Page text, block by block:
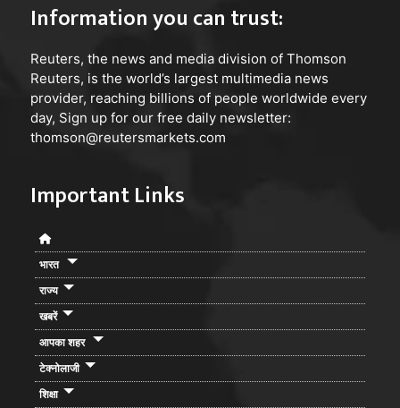
Information you can trust:
Reuters, the news and media division of Thomson
Reuters, is the world’s largest multimedia news
provider, reaching billions of people worldwide every
day, Sign up for our free daily newsletter:
thomson@reutersmarkets.com
Important Links
भारत
राज्य
खबरें
आपका शहर
टेक्नोलाजी
शिक्षा